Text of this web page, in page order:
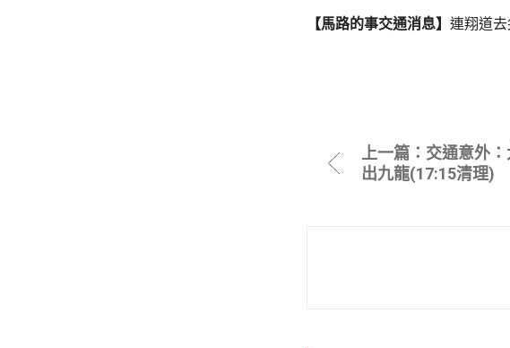
【馬路的事交通消息】 連翔道
上一篇：交通意外
出九龍(17:15清理)